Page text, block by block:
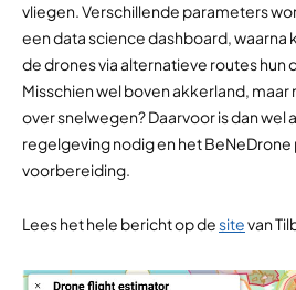
vliegen. Verschillende parameters
een data science dashboard, waarna
de drones via alternatieve routes hun
Misschien wel boven akkerland,
over snelwegen? Daarvoor is dan wel
regelgeving nodig en het
voorbereiding.
Lees het hele bericht op de sitevan